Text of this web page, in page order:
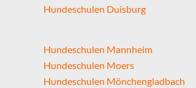
Hundeschulen Duisburg
Hundeschulen Mannheim
Hundeschulen Moers
Hundeschulen Mönchengladbach